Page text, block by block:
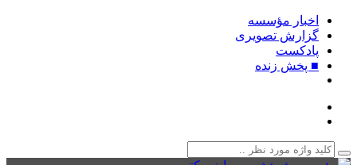
اخبار مؤسسه
گزارش تصویری
پادکست‌
■ پخش زنده